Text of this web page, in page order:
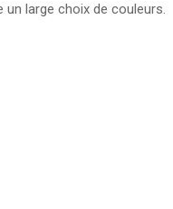
large choix de couleurs.